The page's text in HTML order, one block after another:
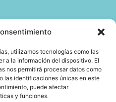
utilizamos tecnologías como las
a la información del dispositivo. El
nos permitirá procesar datos como
las identificaciones únicas en este
puede afectar
y funciones.
ayuda y qué no.